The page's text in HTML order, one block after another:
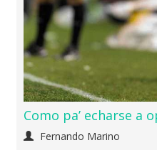
Como pa’ echarse a
Fernando Marino